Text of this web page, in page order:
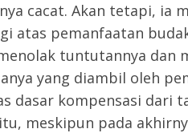
cacat. Akan tetapi, ia
atas pemanfaatan
tuntutannya dan
yang diambil oleh
dasar kompensasi dari
meskipun pada